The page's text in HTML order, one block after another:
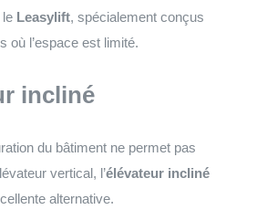
Leasylift, spécialement conçus
où l’espace est limité.
incliné
du bâtiment ne permet pas
vertical, l’élévateur incliné
alternative.